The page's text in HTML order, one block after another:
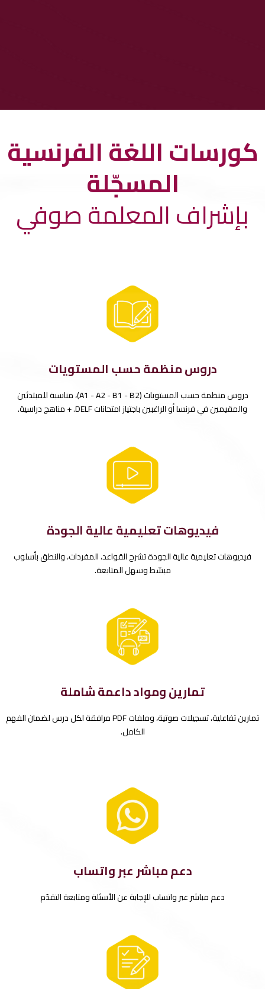
كورسات اللغة الفرنسية
المسجّلة
بإشراف المعلمة صوفي
دروس منظمة حسب المستويات
دروس منظمة حسب المستويات (A1 - A2 - B1 - B2)، مناسبة للمبتدئين
والمقيمين في فرنسا أو الراغبين باجتياز امتحانات DELF. + مناهج دراسية.
فيديوهات تعليمية عالية الجودة
فيديوهات تعليمية عالية الجودة تشرح القواعد، المفردات، والنطق بأسلوب
مبسّط وسهل المتابعة.
تمارين ومواد داعمة شاملة
تمارين تفاعلية، تسجيلات صوتية، وملفات PDF مرافقة لكل درس لضمان الفهم
الكامل.
دعم مباشر عبر واتساب
دعم مباشر عبر واتساب للإجابة عن الأسئلة ومتابعة التقدّم